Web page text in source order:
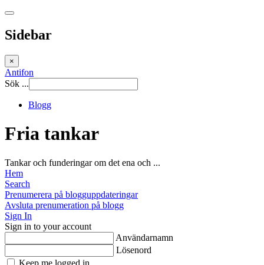
Sidebar
×
Antifon
Sök ...
Blogg
Fria tankar
Tankar och funderingar om det ena och ...
Hem
Search
Prenumerera på blogguppdateringar
Avsluta prenumeration på blogg
Sign In
Sign in to your account
Användarnamn
Lösenord
Keep me logged in